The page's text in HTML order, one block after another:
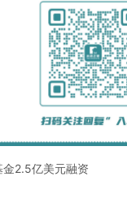
2.5亿美元融资